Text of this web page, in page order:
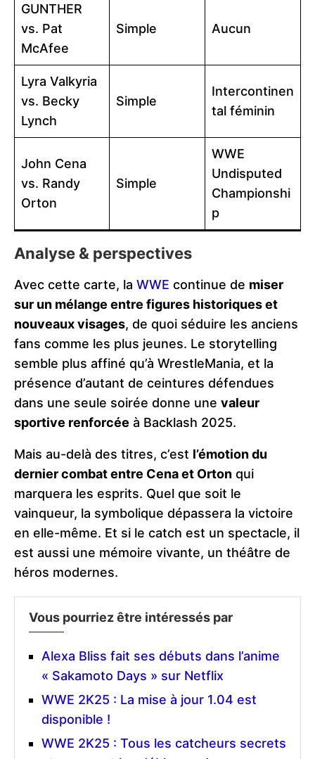
GUNTHER
vs. Pat
McAfee
Simple Aucun
Lyra Valkyria
vs. Becky
Lynch
Simple
Intercontinen
tal féminin
John Cena
vs. Randy
Orton
Simple
WWE
Undisputed
Championshi
p
Analyse & perspectives
Avec cette carte, la WWE continue de miser
sur un mélange entre figures historiques et
nouveaux visages, de quoi séduire les anciens
fans comme les plus jeunes. Le storytelling
semble plus affiné qu’à WrestleMania, et la
présence d’autant de ceintures défendues
dans une seule soirée donne une valeur
sportive renforcée à Backlash 2025.
Mais au-delà des titres, c’est l’émotion du
dernier combat entre Cena et Orton qui
marquera les esprits. Quel que soit le
vainqueur, la symbolique dépassera la victoire
en elle-même. Et si le catch est un spectacle, il
est aussi une mémoire vivante, un théâtre de
héros modernes.
Vous pourriez être intéressés par
Alexa Bliss fait ses débuts dans l’anime
« Sakamoto Days » sur Netflix
WWE 2K25 : La mise à jour 1.04 est
disponible !
WWE 2K25 : Tous les catcheurs secrets